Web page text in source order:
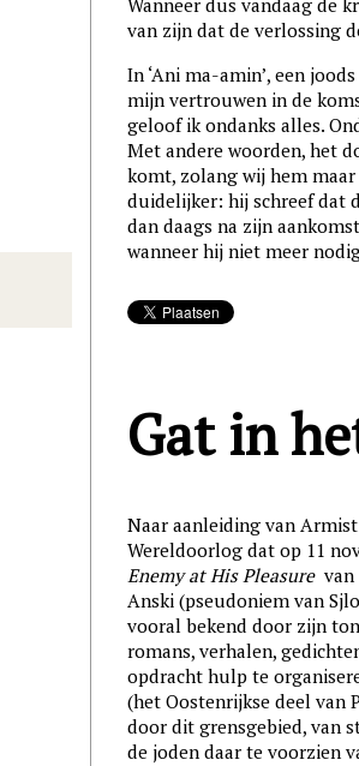
Wanneer dus vandaag de
van zijn dat de verlossing
In ‘Ani ma-amin’, een
mijn vertrouwen in de
geloof ik ondanks alles.
Met andere woorden, het
komt, zolang wij hem
duidelijker: hij schreef dat
dan daags na zijn
wanneer hij niet meer
Gat in
Naar aanleiding van
Wereldoorlog dat op 11
Enemy at His Pleasurevan
Anski (pseudoniem van
vooral bekend door zijn
romans, verhalen,
opdracht hulp te
(het Oostenrijkse deel van
door dit grensgebied, van
de joden daar te voorzien